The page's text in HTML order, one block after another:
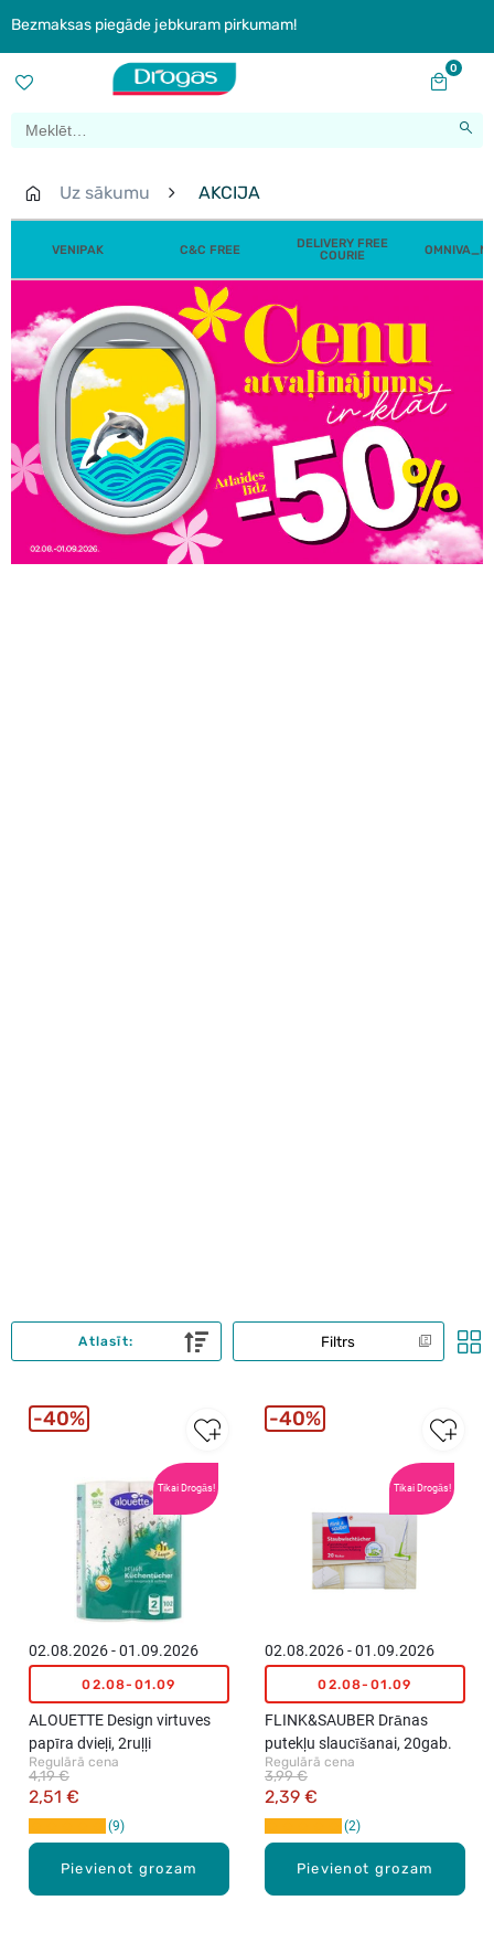
Bezmaksas piegāde jebkuram pirkumam!
0
Uz sākumu AKCIJA
VENIPAK C&C FREE
DELIVERY FREE
COURIE
Filtrs
Atlasīt:
Tikai Drogās!
Pievienot grozam
02.08.2026 - 01.09.2026
02.08-01.09
ALOUETTE Design virtuves
papīra dvieļi, 2ruļļi
Regulārā cena
2,51 €
4,19 €
9
40%
Tikai Drogās!
Pievienot grozam
02.08.2026 - 01.09.2026
02.08-01.09
FLINK&SAUBER Drānas
putekļu slaucīšanai, 20gab.
Regulārā cena
2,39 €
3,99 €
2
40%